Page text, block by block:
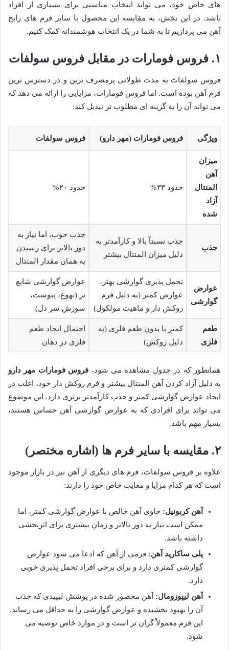
های خاص خود، می تواند انتخاب مناسبی برای بسیاری از افراد
باشد. در این بخش، به مقایسه این محصول با سایر فرم های رایج
آهن می پردازیم تا به شما در یک انتخاب هوشمندانه کمک کنیم.
۱. فروس فومارات در مقابل فروس سولفات
فروس سولفات به مدت طولانی پرمصرف ترین و در دسترس ترین
فرم آهن بوده است. اما فروس فومارات، مزایایی را ارائه می دهد که
می تواند آن را به گزینه ای مطلوب تر تبدیل کند:
ویژگی فروس فومارات (مهر دارو) فروس سولفات
میزان
آهن
المنتال
آزاد
شده
حدود ۳۳% حدود ۲۰%
جذب
جذب نسبتاً بالا و کارآمدتر به
دلیل میزان المنتال بیشتر
جذب خوب، اما نیاز به
دوز بالاتر برای رسیدن
به همان مقدار المنتال
عوارض
گوارشی
تحمل پذیری گوارشی بهتر،
عوارض کمتر (به دلیل فرم
روکش دار و ماهیت مولکول)
عوارض گوارشی شایع
تر (تهوع، یبوست،
سوزش سر دل)
طعم
فلزی
کمتر یا بدون طعم فلزی (به
دلیل روکش)
احتمال ایجاد طعم
فلزی در دهان
همانطور که در جدول مشاهده می شود، فروس فومارات مهر دارو
به دلیل آزاد کردن آهن المنتال بیشتر و فرم روکش دار خود، اغلب در
ایجاد عوارض گوارشی کمتر و جذب کارآمدتر برتری دارد. این موضوع
می تواند برای افرادی که به عوارض گوارشی آهن حساس هستند،
بسیار مهم باشد.
۲. مقایسه با سایر فرم ها (اشاره مختصر)
علاوه بر فروس سولفات، فرم های دیگری از آهن نیز در بازار موجود
است که هر کدام مزایا و معایب خاص خود را دارند:
آهن کربونیل: حاوی آهن خالص با عوارض گوارشی کمتر، اما
ممکن است نیاز به دوز بالاتر و زمان بیشتری برای اثربخشی
داشته باشد.
پلی ساکارید آهن: فرمی از آهن که ادعا می شود عوارض
گوارشی کمتری دارد و برای برخی افراد تحمل پذیری خوبی
دارد.
آهن لیپوزومال: آهن محصور شده در پوشش لیپیدی که جذب
آن را بهبود بخشیده و عوارض گوارشی را به حداقل می رساند.
این فرم معمولاً گران تر است و در موارد خاص توصیه می
شود.